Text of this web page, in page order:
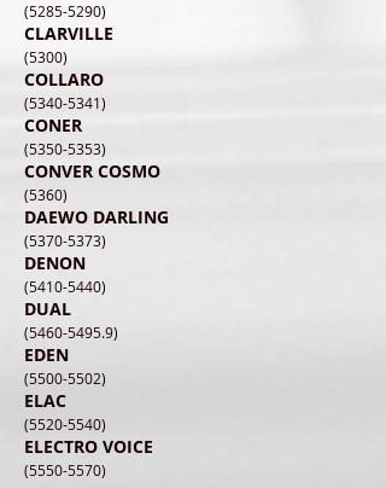
(5285-5290)
CLARVILLE
(5300)
COLLARO
(5340-5341)
CONER
(5350-5353)
CONVER COSMO
(5360)
DAEWO DARLING
(5370-5373)
DENON
(5410-5440)
DUAL
(5460-5495.9)
EDEN
(5500-5502)
ELAC
(5520-5540)
ELECTRO VOICE
(5550-5570)